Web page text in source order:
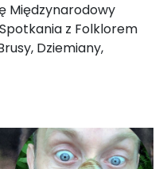
Międzynarodowy
z Folklorem
Dziemiany,